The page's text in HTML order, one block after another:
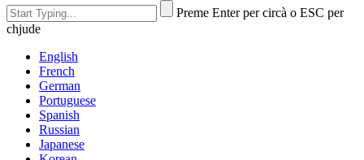
Preme Enter per circà o ESC per
chjude
English
French
German
Portuguese
Spanish
Russian
Japanese